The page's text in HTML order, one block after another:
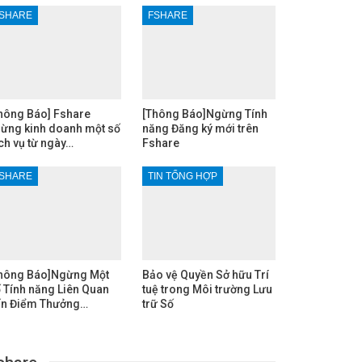
Báo] Fshare
kinh doanh một số
vụ từ ngày…
FSHARE
[Thông Báo]Ngừng Tính
năng Đăng ký mới trên
Fshare
Báo]Ngừng Một
Tính năng Liên Quan
Điểm Thưởng…
TIN TỔNG HỢP
Bảo vệ Quyền Sở hữu Trí
tuệ trong Môi trường Lưu
trữ Số